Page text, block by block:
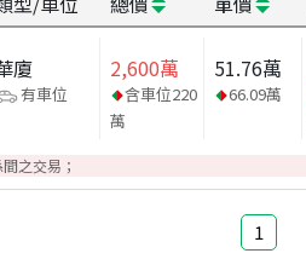
廈
有車位
2,600萬
含車位220
萬
51.76萬
66.09萬
之交易；
1